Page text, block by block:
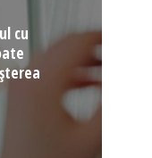
cu